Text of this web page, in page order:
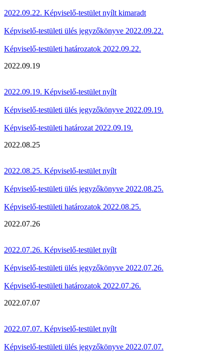
2022.09.22. Képviselő-testület nyílt kimaradt
Képviselő-testületi ülés jegyzőkönyve 2022.09.22.
Képviselő-testületi határozatok 2022.09.22.
2022.09.19
2022.09.19. Képviselő-testület nyílt
Képviselő-testületi ülés jegyzőkönyve 2022.09.19.
Képviselő-testületi határozat 2022.09.19.
2022.08.25
2022.08.25. Képviselő-testület nyílt
Képviselő-testületi ülés jegyzőkönyve 2022.08.25.
Képviselő-testületi határozatok 2022.08.25.
2022.07.26
2022.07.26. Képviselő-testület nyílt
Képviselő-testületi ülés jegyzőkönyve 2022.07.26.
Képviselő-testületi határozatok 2022.07.26.
2022.07.07
2022.07.07. Képviselő-testület nyílt
Képviselő-testületi ülés jegyzőkönyve 2022.07.07.